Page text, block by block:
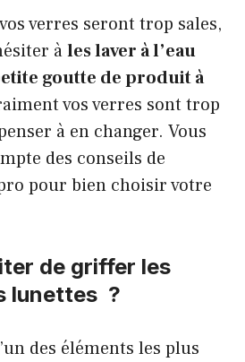
verres seront trop sales,
àles laver à l’eau
goutte de produit à
vos verres sont trop
à en changer. Vous
des conseils de
pour bien choisir votre
de griffer les
lunettes ?
des éléments les plus